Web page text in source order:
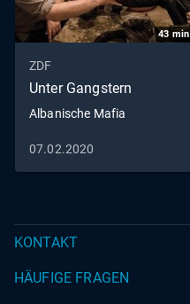
43 min
ZDF
Unter Gangstern
Albanische Mafia
07.02.2020
KONTAKT
HÄUFIGE FRAGEN